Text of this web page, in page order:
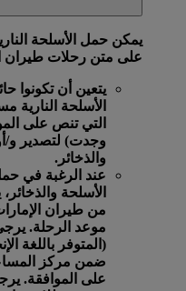
يمكن حمل الأسلحة
على متن رحلات طيران
يتعين أن تكونوا
الأسلحة النارية
التي تنص على
وجدت) لتصدير و/أو
والذخائر.
عند الرغبة في
الأسلحة
موعد الرحلة.
(المتوفر باللغة
ضمن مركز
على الموافقة.